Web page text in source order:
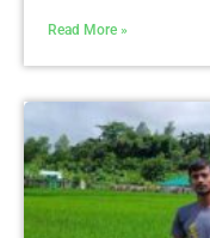
Read More »